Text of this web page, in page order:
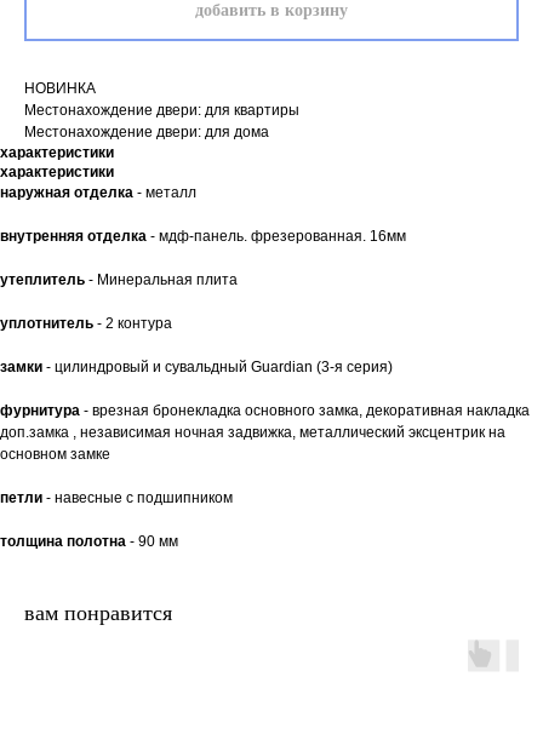
добавить в корзину
НОВИНКА
Местонахождение двери: для квартиры
Местонахождение двери: для дома
характеристики
характеристики
наружная отделка - металл
внутренняя отделка - мдф-панель. фрезерованная. 16мм
утеплитель - Минеральная плита
уплотнитель - 2 контура
замки - цилиндровый и сувальдный Guardian (3-я серия)
фурнитура - врезная бронекладка основного замка, декоративная накладка
доп.замка , независимая ночная задвижка, металлический эксцентрик на
основном замке
петли - навесные с подшипником
толщина полотна - 90 мм
вам понравится